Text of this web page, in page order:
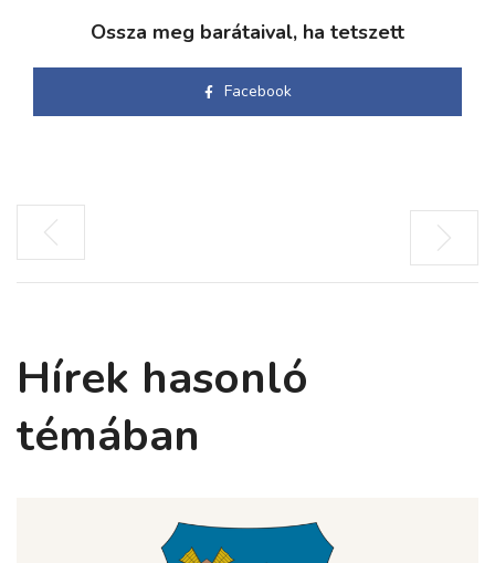
Ossza meg barátaival, ha tetszett
Facebook
Hírek hasonló
témában